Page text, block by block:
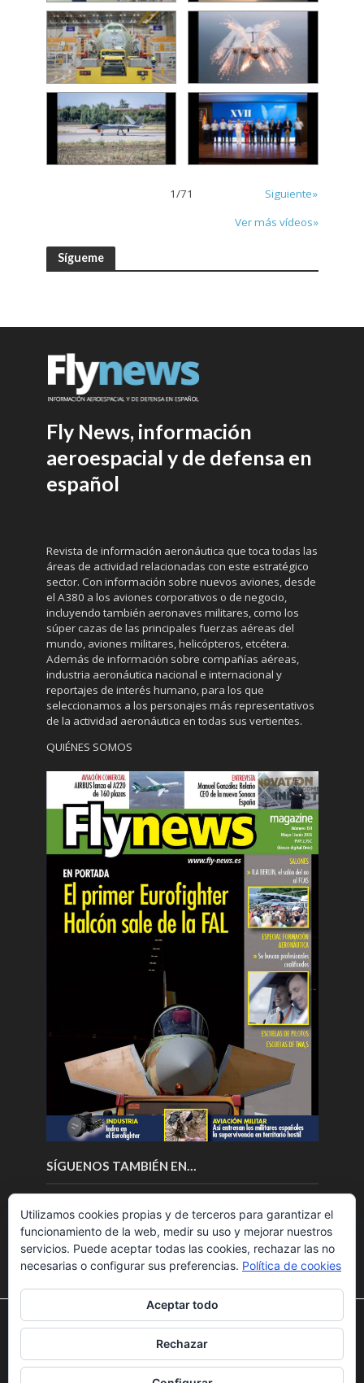
1/71
Siguiente»
Ver más vídeos»
Sígueme
Fly News, información
aeroespacial y de defensa en
español
Revista de información aeronáutica que toca todas las
áreas de actividad relacionadas con este estratégico
sector. Con información sobre nuevos aviones, desde
el A380 a los aviones corporativos o de negocio,
incluyendo también aeronaves militares, como los
súper cazas de las principales fuerzas aéreas del
mundo, aviones militares, helicópteros, etcétera.
Además de información sobre compañías aéreas,
industria aeronáutica nacional e internacional y
reportajes de interés humano, para los que
seleccionamos a los personajes más representativos
de la actividad aeronáutica en todas sus vertientes.
QUIÉNES SOMOS
SÍGUENOS TAMBIÉN EN…
Copyright © 2018.Fly News.Noticias aerospacial
UAS aviación comercial
Utilizamos cookies para ofrecerte la mejor experiencia en
nuestra web.
Puedes aprender más sobre qué cookies utilizamos o
desactivarlas en losajustes.
Utilizamos cookies propias y de terceros para garantizar el
funcionamiento de la web, medir su uso y mejorar nuestros
servicios. Puede aceptar todas las cookies, rechazar las no
necesarias o configurar sus preferencias. Política de cookies
Aceptar todo
Rechazar